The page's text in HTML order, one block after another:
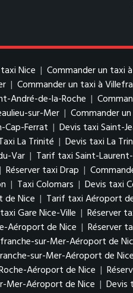
Nice | Commander un taxi
| Commander un taxi à
André-de-la-Roche |
sur-Mer | Commander
Cap-Ferrat | Devis taxi Saint-
La Trinité | Devis taxi La
Var | Tarif taxi Saint-
| Réserver taxi Drap |
| Taxi Colomars | Devis taxi
de Nice | Tarif taxi Aéroport
Gare Nice-Ville | Réserver
Aéroport de Nice | Réserver
sur-Mer-Aéroport de
sur-Mer-Aéroport de Nice
Aéroport de Nice |
Mer-Aéroport de Nice | Devis